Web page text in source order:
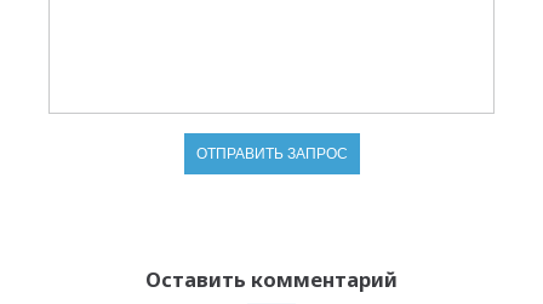
Оставить комментарий